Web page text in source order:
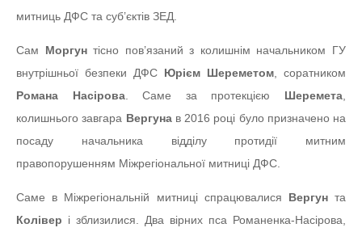
митниць ДФС та суб’єктів ЗЕД.
Сам Моргунтісно пов’язаний з колишнім начальником ГУ
внутрішньої безпеки ДФС Юрієм Шереметом, соратником
Романа Насірова. Саме за протекцією Шеремета,
колишнього завгара Вергунав 2016 році було призначено на
посаду начальника відділу протидії митним
правопорушенням Міжрегіональної митниці ДФС.
Саме в Міжрегіональній митниці спрацювалися Вергунта
Колівер і зблизилися. Два вірних пса Романенка-Насірова,